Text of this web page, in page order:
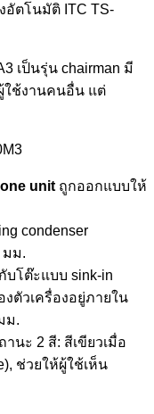
อัตโนมัติ ITC TS-
เป็นรุ่น chairman มี
ช้งานคนอื่น แต่
unit ถูกออกแบบให้
condenser
มม.
บโต๊ะแบบ sink-in
ตัวเครื่องอยู่ภายใน
ม.
านะ 2 สี: สีเขียวเมื่อ
ช่วยให้ผู้ใช้เห็น